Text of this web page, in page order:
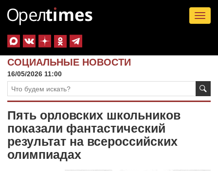
СОЦИАЛЬНЫЕ НОВОСТИ
16/05/2026 11:00
Пять орловских школьников
показали фантастический
результат на всероссийских
олимпиадах